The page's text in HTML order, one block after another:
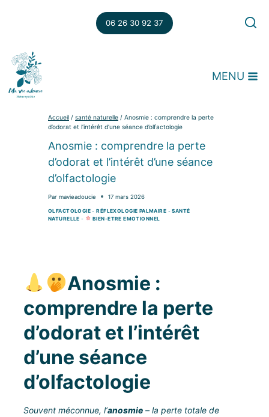
06 26 30 92 37
MENU
Accueil / santé naturelle / Anosmie : comprendre la perte
d’odorat et l’intérêt d’une séance d’olfactologie
Anosmie : comprendre la perte
d’odorat et l’intérêt d’une séance
d’olfactologie
Par mavieadoucie 17 mars 2026
OLFACTOLOGIE -RÉFLEXOLOGIE PALMAIRE -SANTÉ
NATURELLE - BIEN-ETRE EMOTIONNEL
Anosmie :
comprendre la perte
d’odorat et l’intérêt
d’une séance
d’olfactologie
Souvent méconnue, l’anosmie – la perte totale de